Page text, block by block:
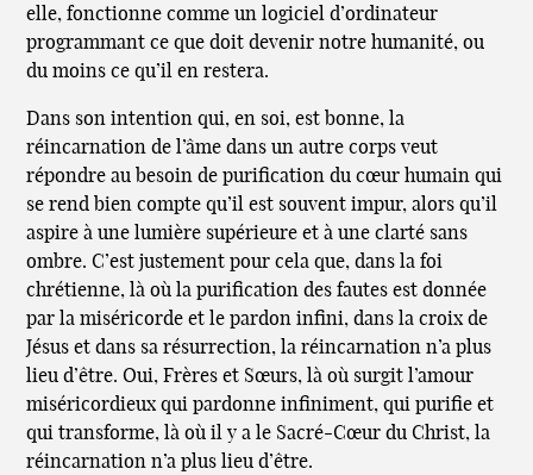
elle, fonctionne comme un logiciel d’ordinateur
programmant ce que doit devenir notre humanité, ou
du moins ce qu’il en restera.
Dans son intention qui, en soi, est bonne, la
réincarnation de l’âme dans un autre corps veut
répondre au besoin de purification du cœur humain qui
se rend bien compte qu’il est souvent impur, alors qu’il
aspire à une lumière supérieure et à une clarté sans
ombre. C’est justement pour cela que, dans la foi
chrétienne, là où la purification des fautes est donnée
par la miséricorde et le pardon infini, dans la croix de
Jésus et dans sa résurrection, la réincarnation n’a plus
lieu d’être. Oui, Frères et Sœurs, là où surgit l’amour
miséricordieux qui pardonne infiniment, qui purifie et
qui transforme, là où il y a le Sacré-Cœur du Christ, la
réincarnation n’a plus lieu d’être.